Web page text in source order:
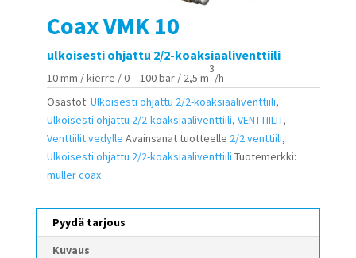
Coax VMK 10
ulkoisesti ohjattu 2/2-koaksiaaliventtiili
10 mm / kierre / 0 – 100 bar / 2,5 m
3
/h
Osastot: Ulkoisesti ohjattu 2/2-koaksiaaliventtiili,
Ulkoisesti ohjattu 2/2-koaksiaaliventtiili, VENTTIILIT,
Venttiilit vedylle Avainsanat tuotteelle 2/2 venttiili,
Ulkoisesti ohjattu 2/2-koaksiaaliventtiili Tuotemerkki:
müller coax
Pyydä tarjous
Kuvaus